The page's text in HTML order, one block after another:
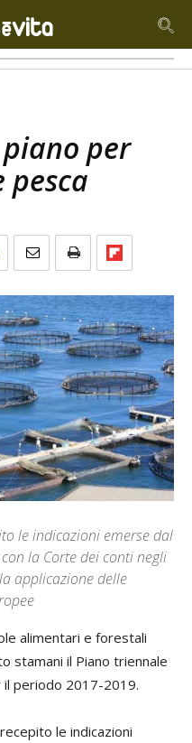
per
le indicazioni emerse dal
la Corte dei conti negli
applicazione delle
alimentari e forestali
stamani il Piano triennale
il periodo 2017-2019.
le indicazioni